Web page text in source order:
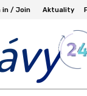
in / Join Aktuality